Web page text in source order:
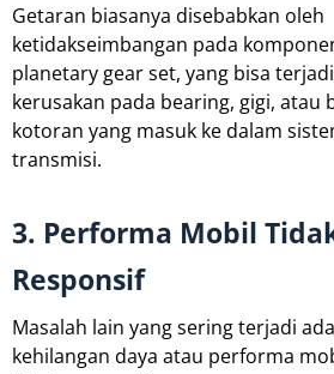
Getaran biasanya disebabkan oleh
ketidakseimbangan pada
planetary gear set, yang bisa
kerusakan pada bearing, gigi, atau
kotoran yang masuk ke dalam
transmisi.
3. Performa Mobil
Responsif
Masalah lain yang sering terjadi
kehilangan daya atau performa